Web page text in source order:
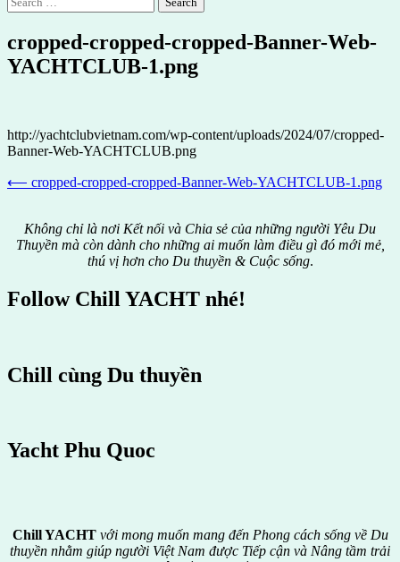
for:
cropped-cropped-cropped-Banner-Web-
YACHTCLUB-1.png
http://yachtclubvietnam.com/wp-content/uploads/2024/07/cropped-
Banner-Web-YACHTCLUB.png
Post
⟵ cropped-cropped-cropped-Banner-Web-YACHTCLUB-1.png
Không chỉ là nơi Kết nối và Chia sẻ của những người Yêu Du
Thuyền mà còn dành cho những ai muốn làm điều gì đó mới mẻ,
thú vị hơn cho Du thuyền & Cuộc sống.
Follow Chill YACHT nhé!
Chill cùng Du thuyền
Yacht Phu Quoc
Chill YACHTvới mong muốn mang đến Phong cách sống về Du
thuyền nhằm giúp người Việt Nam được Tiếp cận và Nâng tầm trải